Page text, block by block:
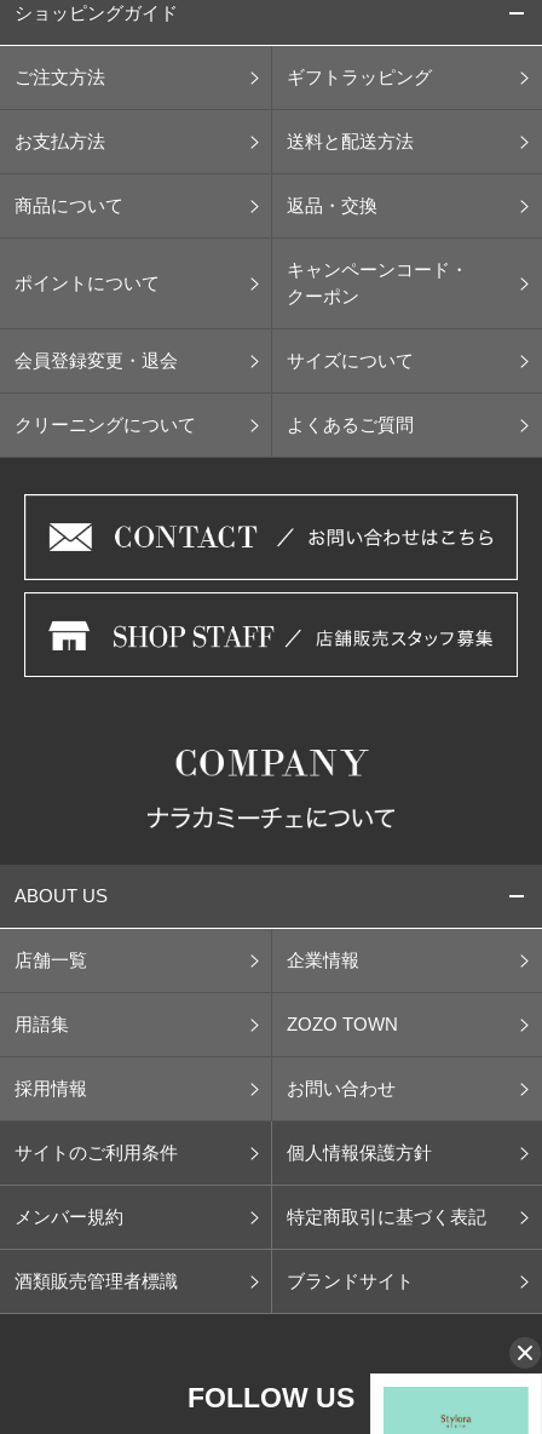
ショッピングガイド
ご注文方法 ギフトラッピング
お支払方法 送料と配送方法
商品について 返品・交換
ポイントについて
キャンペーンコード・
クーポン
会員登録変更・退会 サイズについて
クリーニングについて よくあるご質問
ABOUT US
店舗一覧 企業情報
用語集 ZOZO TOWN
採用情報 お問い合わせ
サイトのご利用条件 個人情報保護方針
メンバー規約 特定商取引に基づく表記
酒類販売管理者標識 ブランドサイト
FOLLOW US